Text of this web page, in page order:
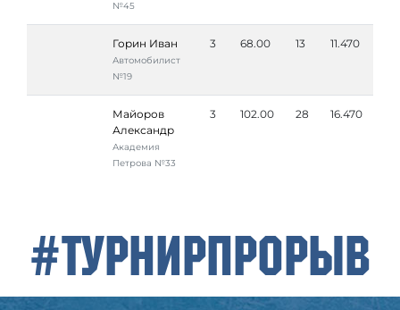
№45
Горин Иван
Автомобилист
№19
3 68.00 13 11.470
Майоров
Александр
Академия
Петровa №33
3 102.00 28 16.470
#ТурнирПрорыв